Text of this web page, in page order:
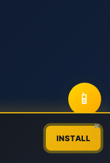
📱
INSTALL
×